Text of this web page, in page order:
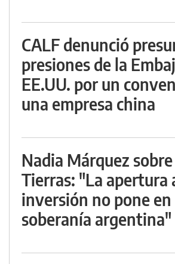
CALF denunció
presiones de la
EE.UU. por un
una empresa china
Nadia Márquez
Tierras: "La apertura
inversión no pone en
soberanía argentina"